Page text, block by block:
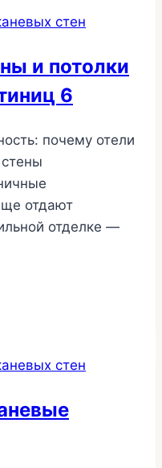
стен
и потолки
6
почему отели
отдают
отделке —
стен